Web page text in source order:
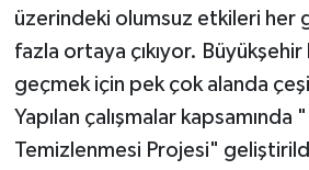
üzerindeki olumsuz etkileri her
fazla ortaya çıkıyor.
geçmek için pek çok alanda
Yapılan çalışmalar
Temizlenmesi Projesi"